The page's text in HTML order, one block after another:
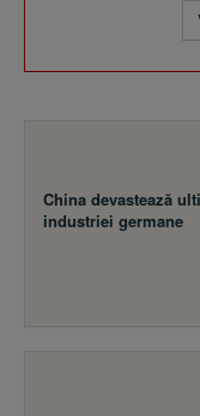
China devastează
industriei germane